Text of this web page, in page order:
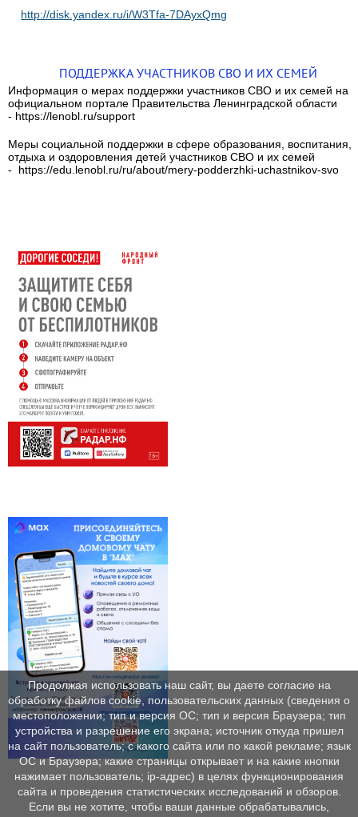
http://disk.yandex.ru/i/W3Tfa-7DAyxQmg
ПОДДЕРЖКА УЧАСТНИКОВ СВО И ИХ СЕМЕЙ
Информация о мерах поддержки участников СВО и их семей на
официальном портале Правительства Ленинградской области
- https://lenobl.ru/support
Меры социальной поддержки в сфере образования, воспитания,
отдыха и оздоровления детей участников СВО и их семей
- https://edu.lenobl.ru/ru/about/mery-podderzhki-uchastnikov-svo
Продолжая использовать наш сайт, вы даете согласие на
обработку файлов cookie, пользовательских данных (сведения о
местоположении; тип и версия ОС; тип и версия Браузера; тип
устройства и разрешение его экрана; источник откуда пришел
на сайт пользователь; с какого сайта или по какой рекламе; язык
ОС и Браузера; какие страницы открывает и на какие кнопки
нажимает пользователь; ip-адрес) в целях функционирования
сайта и проведения статистических исследований и обзоров.
Если вы не хотите, чтобы ваши данные обрабатывались,